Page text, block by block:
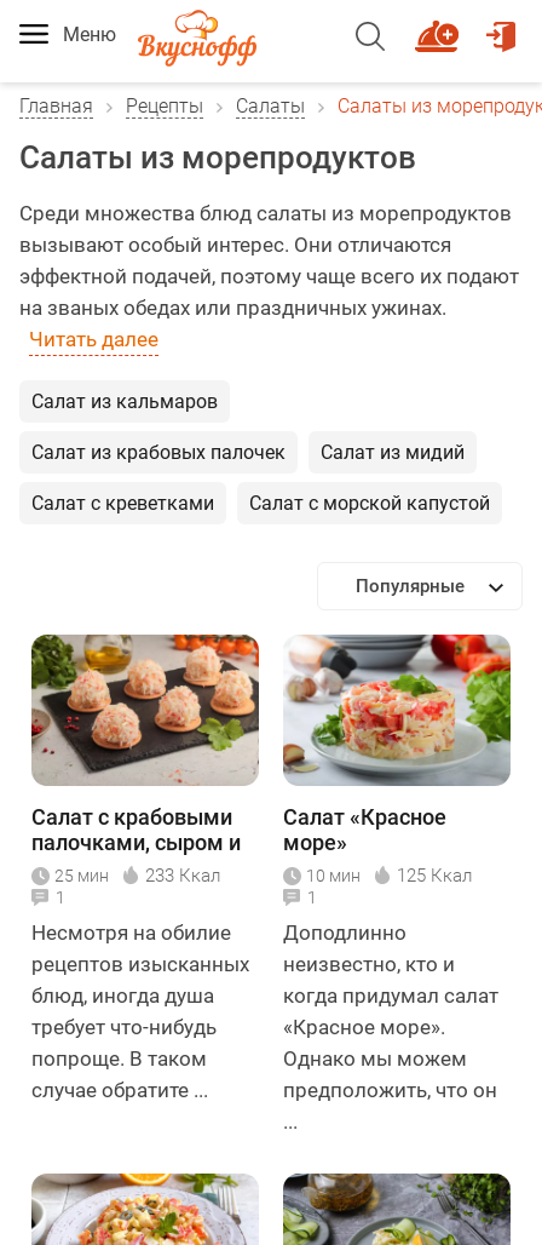
Меню
Главная Рецепты Салаты Салаты из
Салаты из морепродуктов
Среди множества блюд салаты из морепродуктов
вызывают особый интерес. Они отличаются
эффектной подачей, поэтому чаще всего их подают
на званых обедах или праздничных ужинах.
Читать далее
Салат из кальмаров
Салат из крабовых палочек Салат из мидий
Салат с креветками Салат с морской капустой
Популярные
Салат с крабовыми
палочками, сыром и
яйцами
25 мин 233 Ккал
1
Несмотря на обилие
рецептов изысканных
блюд, иногда душа
требует что-нибудь
попроще. В таком
случае обратите ...
Салат «Красное
море»
10 мин 125 Ккал
1
Доподлинно
неизвестно, кто и
когда придумал салат
«Красное море».
Однако мы можем
предположить, что он
...